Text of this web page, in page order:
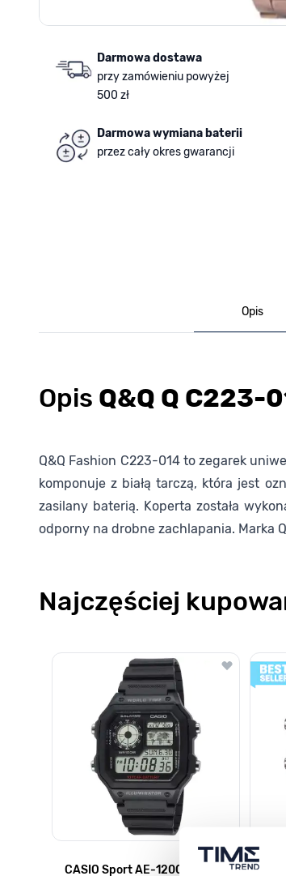
Darmowa dostawa
przy zamówieniu powyżej
500 zł
Darmowa wymiana baterii
przez cały okres gwarancji
Opis
Opis Q&Q Q C223-
Q&Q Fashion C223-014 to zegarek
komponuje z białą tarczą, która jest
zasilany baterią. Koperta została
odporny na drobne zachlapania. Marka
Najczęściej
Poruszanie się po elementach karuzeli jest
Naciśnij, aby pominąć karuzelę
Naciśnij, aby przejść do nawigacji karuzeli
CASIO Sport AE-1200WH-